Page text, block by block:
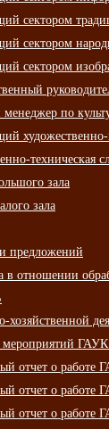
сектором
сектором
сектором
по
техническая
зала
зала
предложений
в отношении
хозяйственной
мероприятий
отчет о
отчет о
отчет о